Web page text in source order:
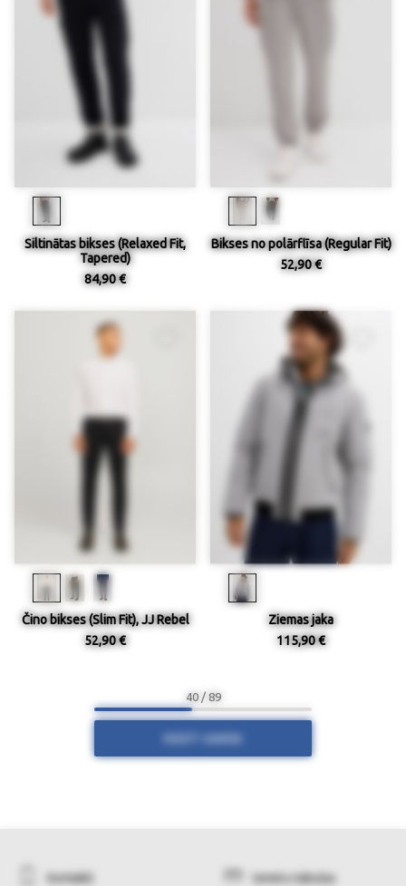
Siltinātas bikses (Relaxed Fit,
Tapered)
84,90 €
Bikses no polārflīsa (Regular Fit)
52,90 €
Čino bikses (Slim Fit), JJ Rebel
52,90 €
Ziemas jaka
115,90 €
40 / 89
Kontakti Izmēru tabulas